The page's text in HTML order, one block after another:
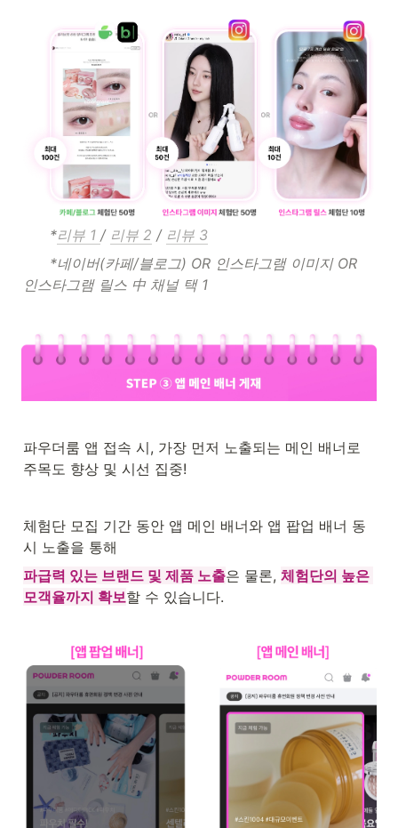
      *
리뷰 1 / 리뷰 2 / 리뷰 3
*네이버(카페/블로그) OR 인스타그램 이미지 OR
인스타그램 릴스 中 채널 택 1
파우더룸 앱 접속 시, 가장 먼저 노출되는 메인 배너로
주목도 향상 및 시선 집중!
체험단 모집 기간 동안 앱 메인 배너와 앱 팝업 배너 동
시 노출을 통해
파급력 있는 브랜드 및 제품 노출은 물론, 체험단의 높은
모객율까지 확보할 수 있습니다.